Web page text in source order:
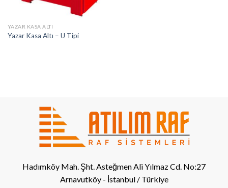
YAZAR KASA ALTI
Yazar Kasa Altı – U Tipi
Hadımköy Mah. Şht. Asteğmen Ali Yılmaz Cd. No:27
Arnavutköy - İstanbul / Türkiye